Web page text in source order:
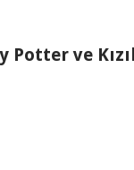
Potter ve